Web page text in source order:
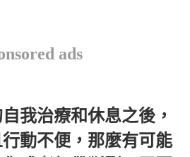
ads
我治療和休息之後，
動不便，那麼有可能